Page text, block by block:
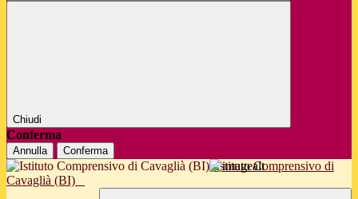
Chiudi
Conferma
Annulla Conferma
Istituto Comprensivo di
Cavaglià (BI)